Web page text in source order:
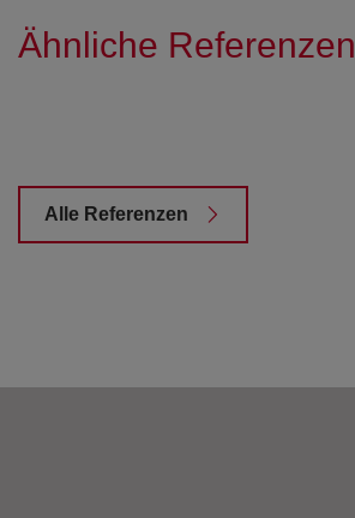
Ähnliche Referenzen
Alle Referenzen